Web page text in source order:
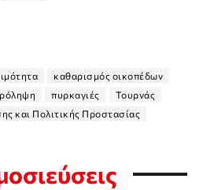
καθαρισμός οικοπέδων
πυρκαγιές
Τουρνάς
και Πολιτικής Προστασίας